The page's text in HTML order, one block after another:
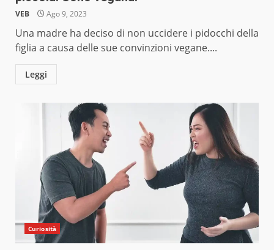
VEB Ago 9, 2023
Una madre ha deciso di non uccidere i pidocchi della
figlia a causa delle sue convinzioni vegane....
Leggi
Curiosità